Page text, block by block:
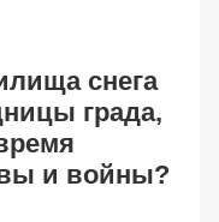
снега
града,
и войны?